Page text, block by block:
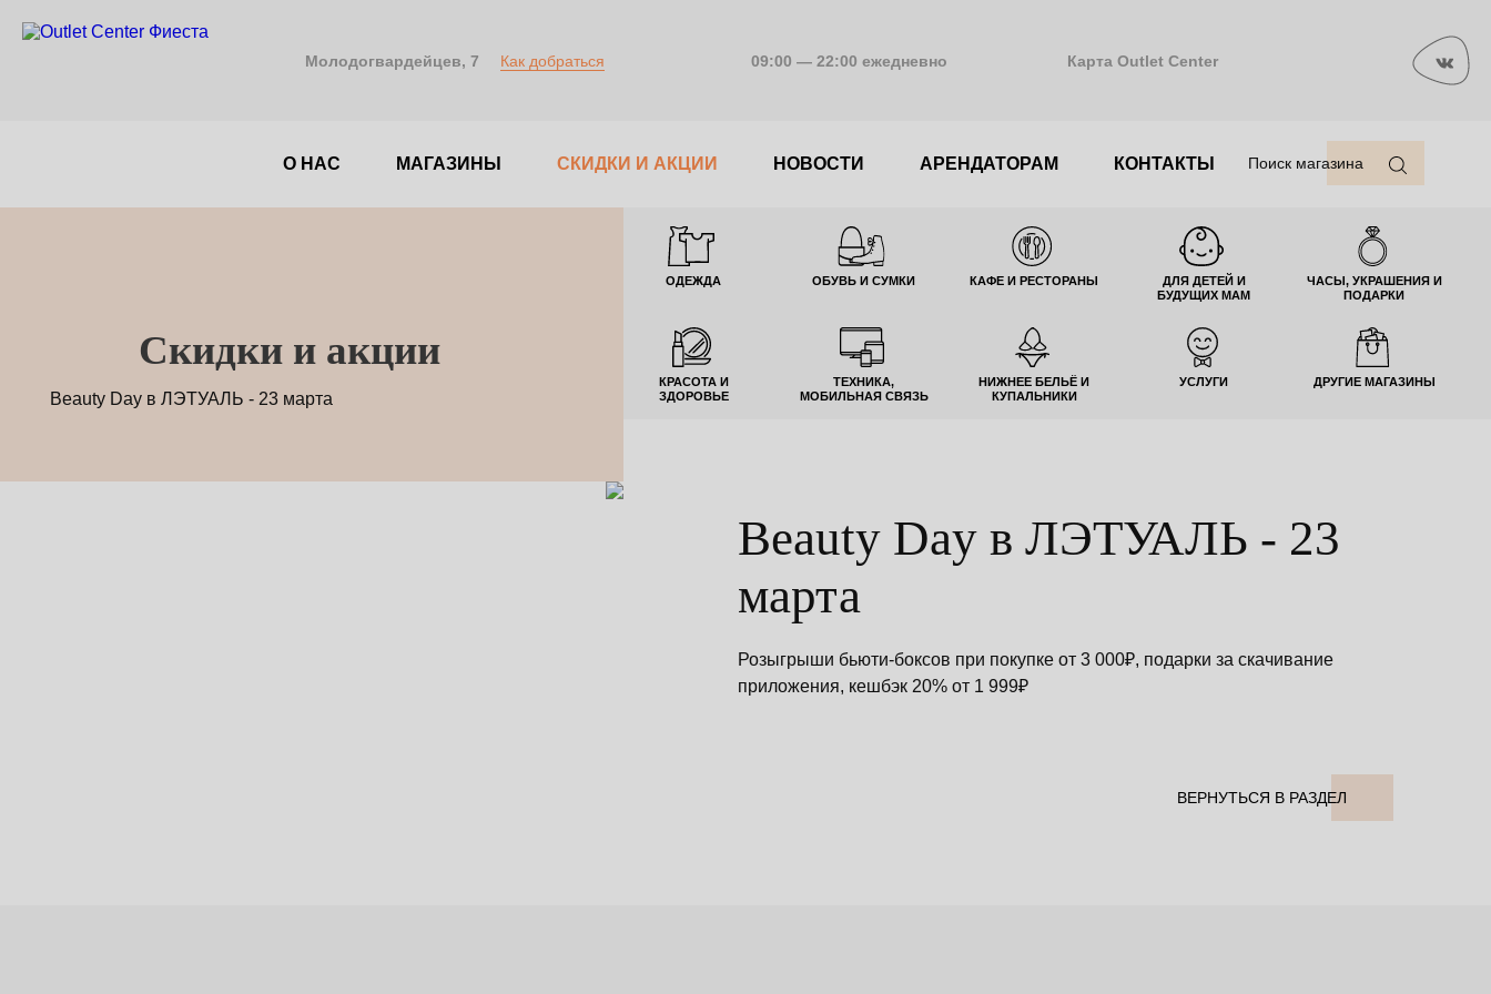
Молодогвардейцев, 7 Как добраться 09:00 — 22:00 ежедневно Карта Outlet Center
О НАС МАГАЗИНЫ CКИДКИ И АКЦИИ НОВОСТИ АРЕНДАТОРАМ КОНТАКТЫ Поиск магазина
Cкидки и акции
Beauty Day в ЛЭТУАЛЬ - 23 марта
ОДЕЖДА ОБУВЬ И СУМКИ КАФЕ И РЕСТОРАНЫ
ДЛЯ ДЕТЕЙ И
БУДУЩИХ МАМ
ЧАСЫ, УКРАШЕНИЯ И
ПОДАРКИ
КРАСОТА И
ЗДОРОВЬЕ
ТЕХНИКА,
МОБИЛЬНАЯ СВЯЗЬ
НИЖНЕЕ БЕЛЬЁ И
КУПАЛЬНИКИ
УСЛУГИ ДРУГИЕ МАГАЗИНЫ
Beauty Day в ЛЭТУАЛЬ - 23
марта
Розыгрыши бьюти-боксов при покупке от 3 000₽, подарки за скачивание
приложения, кешбэк 20% от 1 999₽
ВЕРНУТЬСЯ В РАЗДЕЛ